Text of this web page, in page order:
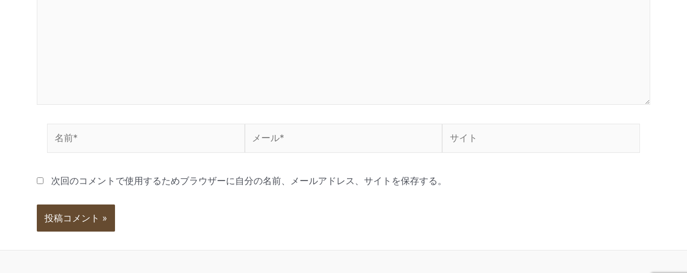
次回のコメントで使用するためブラウザーに自分の名前、メールアドレス、サイトを保存する。